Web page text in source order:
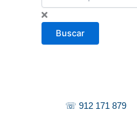
s
c
Buscar
☏ 912 171 879